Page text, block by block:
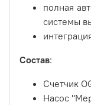
полная
системы
Состав:
Счетчик
Насос